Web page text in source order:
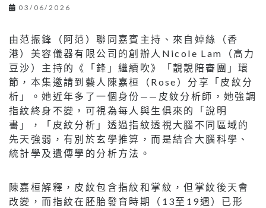
03/06/2026
由范振鋒（阿范）聯同嘉賓主持、來自婥絲（香
港）美容儀器有限公司的創辦人Nicole Lam（高力
豆沙）主持的《「鋒」繼續吹》「靚靚陪審團」環
節，本集邀請到藝人陳嘉桓（Rose）分享「皮紋分
析」。她近年多了一個身份——皮紋分析師，她強調
指紋終身不變，可視為每人與生俱來的「說明
書」，「皮紋分析」透過指紋透視大腦不同區域的
先天強弱，有別於玄學推算，而是結合大腦科學、
統計學及遺傳學的分析方法。
陳嘉桓解釋，皮紋包含指紋和掌紋，但掌紋後天會
改變，而指紋在胚胎發育時期（13至19週）已形